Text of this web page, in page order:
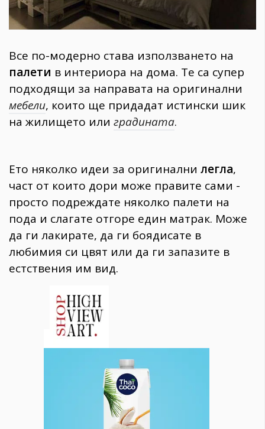
Здраве 389
Gentlemen
382
Wellness
1817
НИ
Все по-модерно става използването на
палети в интериора на дома. Те са супер
подходящи за направата на оригинални
мебели, които ще придадат истински шик
на жилището или градината.
Ето няколко идеи за оригинални легла,
част от които дори може правите сами -
просто подреждате няколко палети на
пода и слагате отгоре един матрак. Може
да ги лакирате, да ги боядисате в
любимия си цвят или да ги запазите в
естствения им вид.